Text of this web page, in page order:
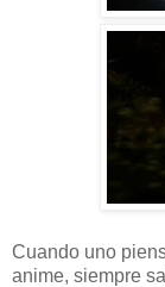
Cuando uno
anime, siempre